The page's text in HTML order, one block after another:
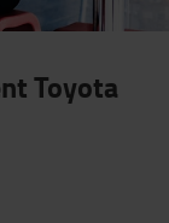
Toyota